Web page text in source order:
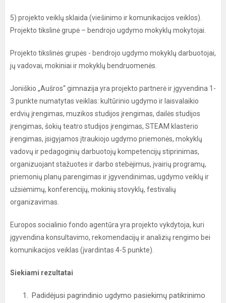
5) projekto veiklų sklaida (viešinimo ir komunikacijos veiklos).
Projekto tikslinė grupė – bendrojo ugdymo mokyklų mokytojai.
Projekto tikslinės grupės - bendrojo ugdymo mokyklų darbuotojai,
jų vadovai, mokiniai ir mokyklų bendruomenės.
Joniškio „Aušros“ gimnazija yra projekto partnerė ir įgyvendina 1-
3 punkte numatytas veiklas: kultūrinio ugdymo ir laisvalaikio
erdvių įrengimas, muzikos studijos įrengimas, dailės studijos
įrengimas, šokių teatro studijos įrengimas, STEAM klasterio
įrengimas, įsigyjamos įtraukiojo ugdymo priemonės, mokyklų
vadovų ir pedagoginių darbuotojų kompetencijų stiprinimas,
organizuojant stažuotes ir darbo stebėjimus, įvairių programų,
priemonių planų parengimas ir įgyvendinimas, ugdymo veiklų ir
užsiėmimų, konferencijų, mokinių stovyklų, festivalių
organizavimas.
Europos socialinio fondo agentūra yra projekto vykdytoja, kuri
įgyvendina konsultavimo, rekomendacijų ir analizių rengimo bei
komunikacijos veiklas (įvardintas 4-5 punkte).
Siekiami rezultatai
Padidėjusi pagrindinio ugdymo pasiekimų patikrinimo